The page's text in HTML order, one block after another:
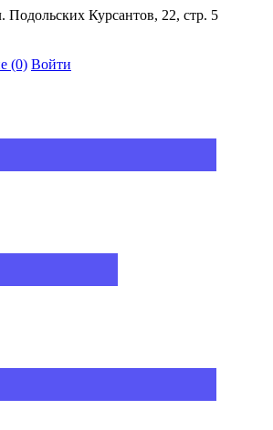
Подольских Курсантов, 22, стр. 5
(0) Войти